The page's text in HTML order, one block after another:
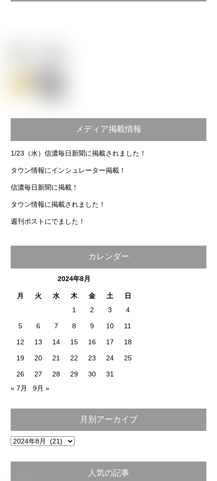
メディア掲載情報
1/23（水）信濃毎日新聞に掲載されました！
タウン情報にインシュレーター掲載！
信濃毎日新聞に掲載！
タウン情報に掲載されました！
週刊ポストにでました！
カレンダー
2024年8月
月 火 水 木 金 土
日
1
2 3 4
5 6 7 8 9 10 11
12 13 14 15 16 17 18
19 20 21 22 23 24 25
26 27 28 29 30
31
« 7月
9月 »
月別アーカイブ
月
ア
人気の記事